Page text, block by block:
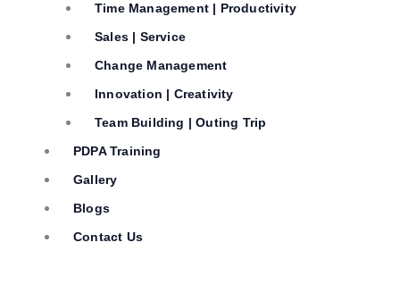
Time Management | Productivity
Sales | Service
Change Management
Innovation | Creativity
Team Building | Outing Trip
PDPA Training
Gallery
Blogs
Contact Us